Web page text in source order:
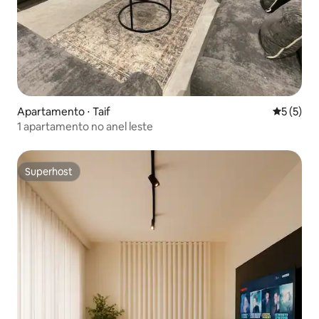
Apartamento ⋅ Taif 5 de
5 (5)
1 apartamento no anel leste
Superhost
Superhost